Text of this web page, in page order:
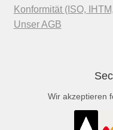
Konformität (ISO,
Unser AGB
Wir akzeptieren